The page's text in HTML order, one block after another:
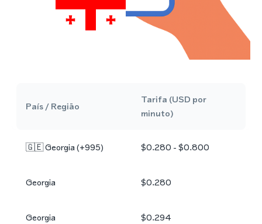
País / Região
Tarifa (USD por
minuto)
🇬🇪Georgia(+995) $0.280 - $0.800
Georgia $0.280
Georgia $0.294